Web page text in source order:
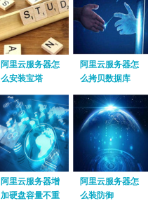
阿里云服务器怎
么安装宝塔
阿里云服务器怎
么拷贝数据库
阿里云服务器增
加硬盘容量不重
阿里云服务器怎
么装防御